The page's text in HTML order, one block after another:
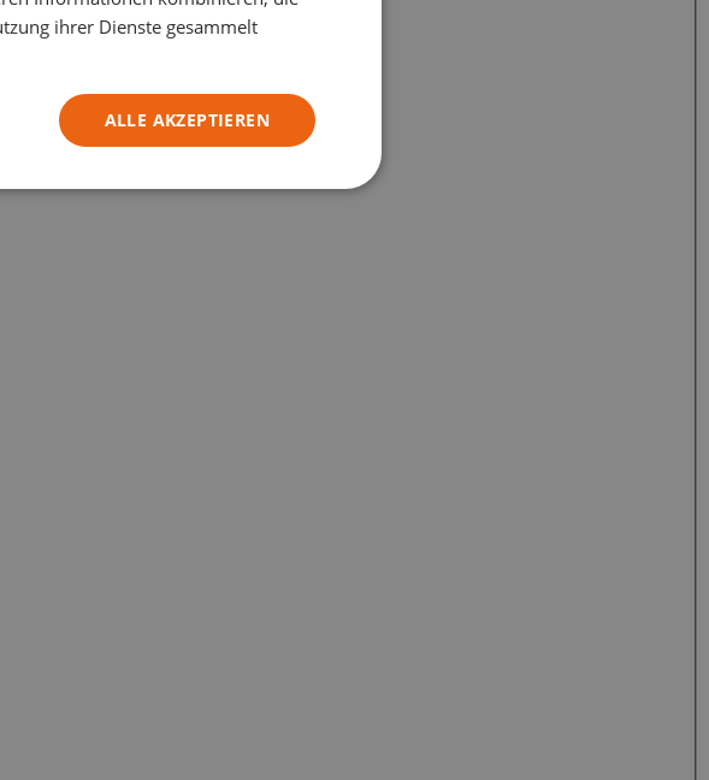
ihrer Dienste gesammelt
ALLE AKZEPTIEREN